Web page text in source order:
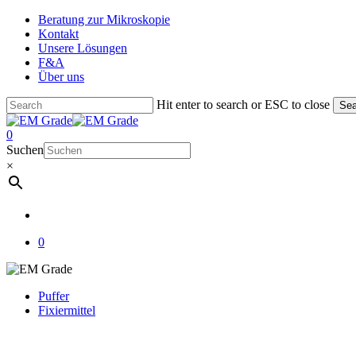
Skip
main
content
Beratung zur Mikroskopie
Kontakt
Unsere Lösungen
F&A
Über uns
Hit enter to search or ESC to close
Close
Search
account
0
Menu
Suchen
×
0
Puffer
Fixiermittel